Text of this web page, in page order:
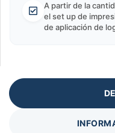
A partir de la
el set up de
de aplicación de